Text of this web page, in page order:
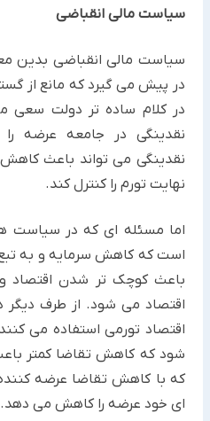
سیاست مالی انقباضی
سیاست مالی انقباضی بدین
در پیش می گیرد که مانع از
در کلام ساده تر دولت سعی
نقدینگی در جامعه عرضه
نقدینگی می تواند باعث
نهایت تورم را کنترل کند.
اما مسئله ای که در سیاست
است که کاهش سرمایه و به
باعث کوچک تر شدن اقتصاد و
اقتصاد می شود. از طرف
اقتصاد تورمی استفاده می
شود که کاهش تقاضا کمتر
که با کاهش تقاضا عرضه
ای خود عرضه را کاهش می دهد.